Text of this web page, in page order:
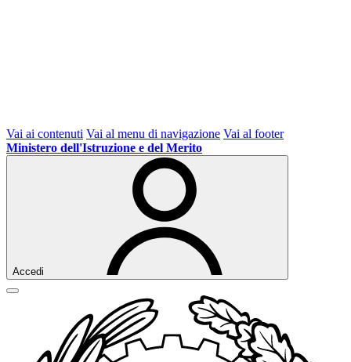
Vai ai contenuti Vai al menu di navigazione Vai al footer
Ministero dell'Istruzione e del Merito
Accedi